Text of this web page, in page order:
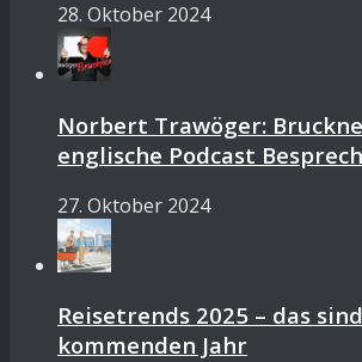
28. Oktober 2024
Norbert Trawöger:
englische Podcast
27. Oktober 2024
Reisetrends 2025 – das
kommenden Jahr